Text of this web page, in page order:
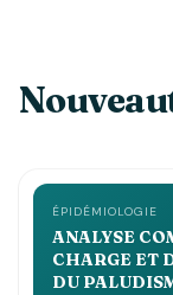
ÉPIDÉMIOLOGIE
ANALYSE
CHARGE ET
DU